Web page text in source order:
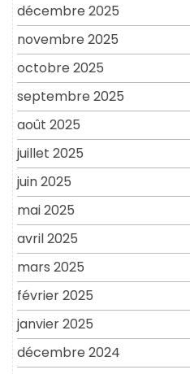
décembre 2025
novembre 2025
octobre 2025
septembre 2025
août 2025
juillet 2025
juin 2025
mai 2025
avril 2025
mars 2025
février 2025
janvier 2025
décembre 2024